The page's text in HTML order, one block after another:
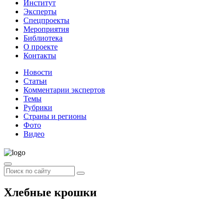
Институт
Эксперты
Спецпроекты
Мероприятия
Библиотека
О проекте
Контакты
Новости
Статьи
Комментарии экспертов
Темы
Рубрики
Страны и регионы
Фото
Видео
Хлебные крошки